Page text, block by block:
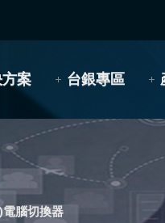
案 台銀專區
腦切換器